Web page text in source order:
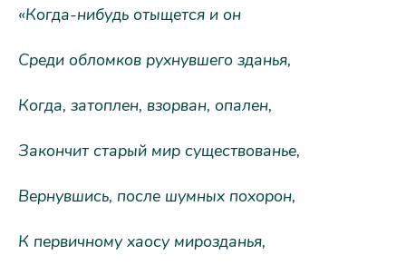
«Когда-нибудь отыщется и он
Среди обломков рухнувшего зданья,
Когда, затоплен, взорван, опален,
Закончит старый мир существованье,
Вернувшись, после шумных похорон,
К первичному хаосу мирозданья,